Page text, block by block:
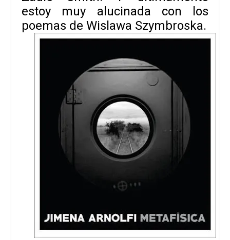
estoy muy alucinada con los
poemas deWislawa Szymbroska.